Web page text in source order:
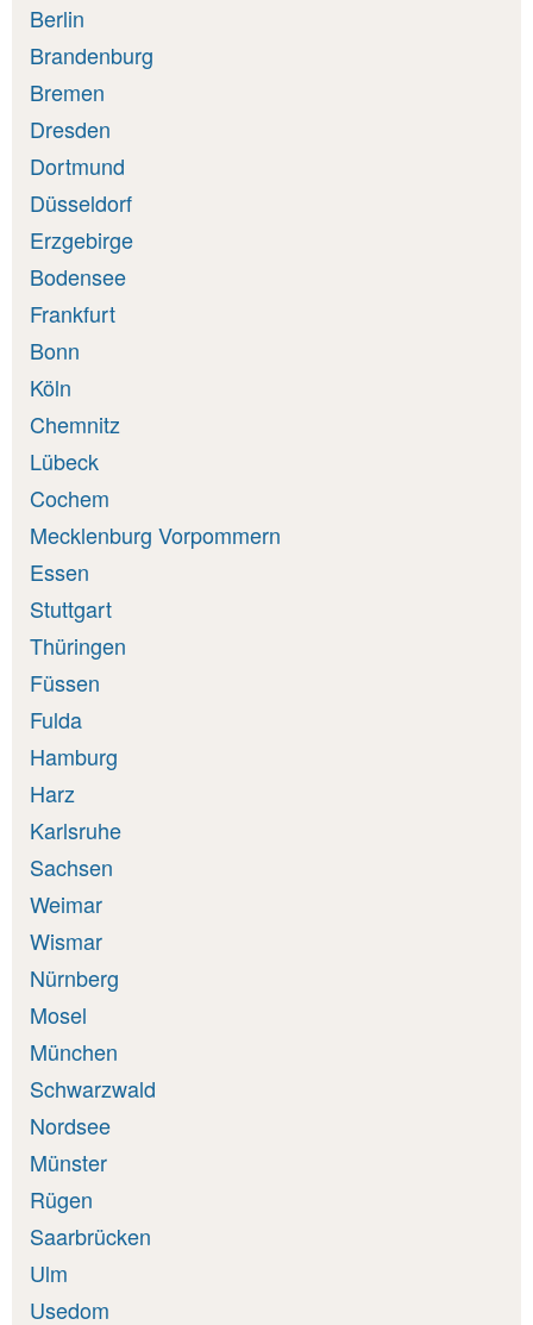
Berlin
Brandenburg
Bremen
Dresden
Dortmund
Düsseldorf
Erzgebirge
Bodensee
Frankfurt
Bonn
Köln
Chemnitz
Lübeck
Cochem
Mecklenburg Vorpommern
Essen
Stuttgart
Thüringen
Füssen
Fulda
Hamburg
Harz
Karlsruhe
Sachsen
Weimar
Wismar
Nürnberg
Mosel
München
Schwarzwald
Nordsee
Münster
Rügen
Saarbrücken
Ulm
Usedom